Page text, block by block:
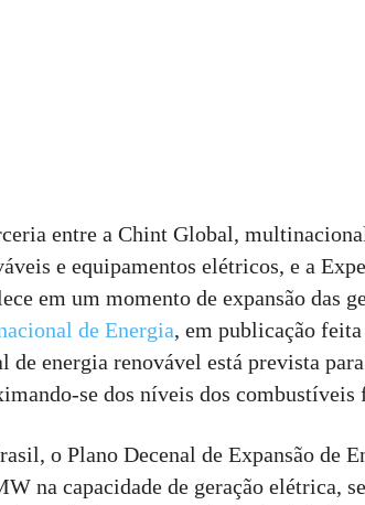
entre a Chint Global,
e equipamentos elétricos, e a
em um momento de expansão das
de Energia, em publicação
de energia renovável está prevista
se dos níveis dos combustíveis
o Plano Decenal de Expansão de
na capacidade de geração elétrica,